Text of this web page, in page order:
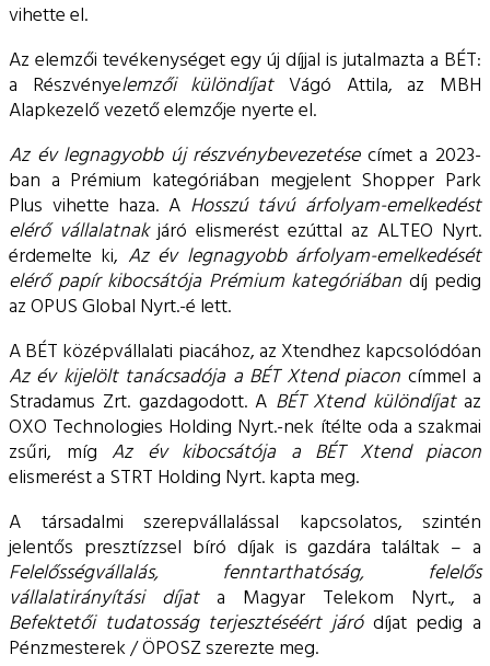
vihette el.
Az elemzői tevékenységet egy új díjjal is jutalmazta a BÉT:
a Részvényelemzői különdíjatVágó Attila, az MBH
Alapkezelő vezető elemzője nyerte el.
Az év legnagyobb új részvénybevezetésecímet a 2023-
ban a Prémium kategóriában megjelent Shopper Park
Plus vihette haza. A Hosszú távú árfolyam-emelkedést
elérő vállalatnakjáró elismerést ezúttal az ALTEO Nyrt.
érdemelte ki, Az év legnagyobb árfolyam-emelkedését
elérő papír kibocsátója Prémium kategóriában díj pedig
az OPUS Global Nyrt.-é lett.
A BÉT középvállalati piacához, az Xtendhez kapcsolódóan
Az év kijelölt tanácsadója a BÉT Xtend piacon címmel a
Stradamus Zrt. gazdagodott. A BÉT Xtend különdíjataz
OXO Technologies Holding Nyrt.-nek ítélte oda a szakmai
zsűri, míg Az év kibocsátója a BÉT Xtend piacon
elismerést a STRT Holding Nyrt. kapta meg.
A társadalmi szerepvállalással kapcsolatos, szintén
jelentős presztízzsel bíró díjak is gazdára találtak – a
Felelősségvállalás, fenntarthatóság, felelős
vállalatirányítási díjata Magyar Telekom Nyrt., a
Befektetői tudatosság terjesztéséért járódíjat pedig a
Pénzmesterek / ÖPOSZ szerezte meg.